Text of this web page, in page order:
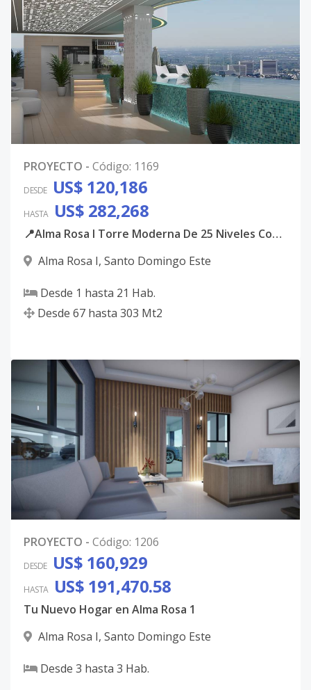
PROYECTO - Código: 1169
DESDE US$ 120,186
HASTA US$ 282,268
📍Alma Rosa I Torre Moderna De 25 Niveles Con Apartamentos De 1 2 Y 3 Habitaciones
Alma Rosa I, Santo Domingo Este
Desde 1 hasta 21 Hab.
Desde 67 hasta 303 Mt2
PROYECTO - Código: 1206
DESDE US$ 160,929
HASTA US$ 191,470.58
Tu Nuevo Hogar en Alma Rosa 1
Alma Rosa I, Santo Domingo Este
Desde 3 hasta 3 Hab.